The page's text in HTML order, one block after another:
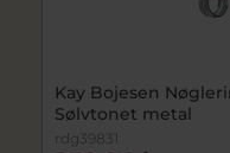
Kay Bojesen
Sølvtonet metal
rdg39831